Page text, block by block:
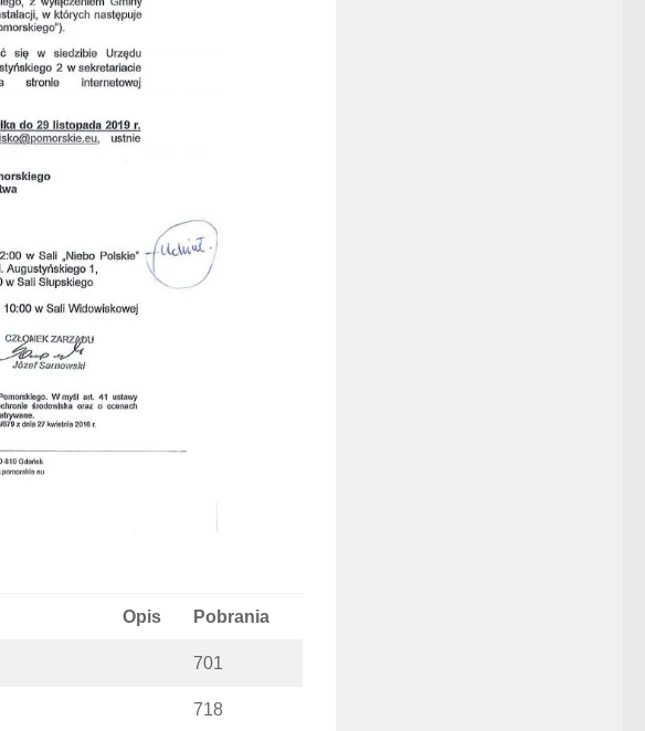
Opis Pobrania
701
718